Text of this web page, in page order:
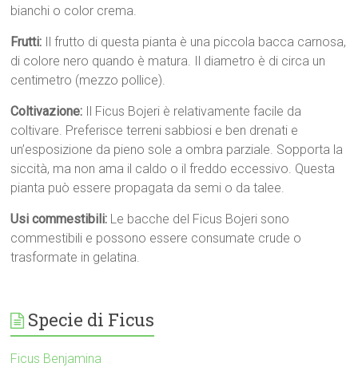
bianchi o color crema.
Frutti: Il frutto di questa pianta è una piccola bacca carnosa,
di colore nero quando è matura. Il diametro è di circa un
centimetro (mezzo pollice).
Coltivazione: Il Ficus Bojeri è relativamente facile da
coltivare. Preferisce terreni sabbiosi e ben drenati e
un’esposizione da pieno sole a ombra parziale. Sopporta la
siccità, ma non ama il caldo o il freddo eccessivo. Questa
pianta può essere propagata da semi o da talee.
Usi commestibili: Le bacche del Ficus Bojeri sono
commestibili e possono essere consumate crude o
trasformate in gelatina.
Specie di Ficus
Ficus Benjamina